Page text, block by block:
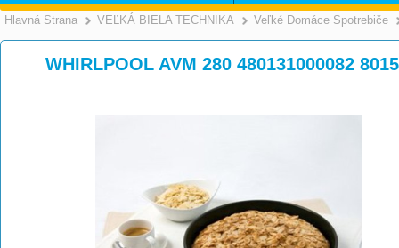
Hlavná Strana >
VEĽKÁ BIELA TECHNIKA >
Veľké Domáce Spotrebiče
WHIRLPOOL AVM 280 480131000082